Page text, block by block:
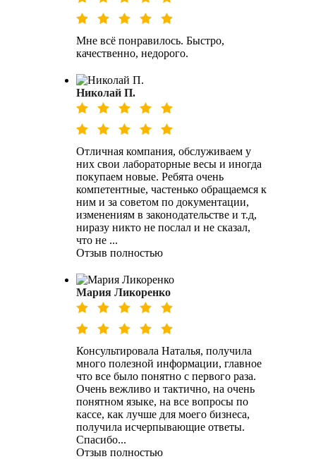
Мне всё понравилось. Быстро,
качественно, недорого.
Николай П.
Отличная компания, обслуживаем у
них свои лабораторные весы и иногда
покупаем новые. Ребята очень
компетентные, частенько обращаемся к
ним и за советом по документации,
изменениям в законодательстве и т.д,
ниразу никто не послал и не сказал,
что не ...
Отзыв полностью
Мария Ликоренко
Консультировала Наталья, получила
много полезной информации, главное
что все было понятно с первого раза.
Очень вежливо и тактично, на очень
понятном языке, на все вопросы по
кассе, как лучше для моего бизнеса,
получила исчерпывающие ответы.
Спасибо...
Отзыв полностью